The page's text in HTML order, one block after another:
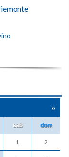
»
sab dom
1 2